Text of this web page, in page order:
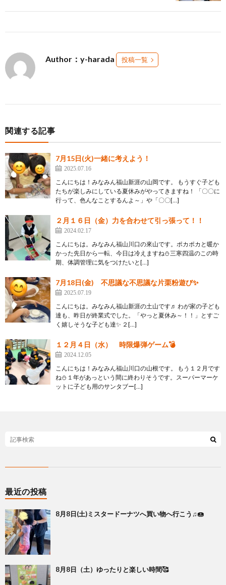
Author：y-harada 投稿一覧
関連する記事
7月15日(火)一緒に考えよう！
2025.07.16
こんにちは！みなみん福山新涯の山岡です。 もうすぐ子ども
たちが楽しみにしている夏休みがやってきますね！ 「〇〇に
行って、色んなことするんよ～」や「〇〇[…]
２月１６日（金）力を合わせて引っ張って！！
2024.02.17
こんにちは。みなみん福山川口の來山です。ポカポカと暖か
かった先日から一転、今日は冷えますね⛄三寒四温のこの時
期、体調管理に気をつけたいと[…]
7月18日(金) 不思議な不思議な片栗粉遊び✨
2025.07.19
こんにちは。みなみん福山新涯の土山です♬ わが家の子ども
達も、昨日が終業式でした。「やっと夏休み～！！」とすご
く嬉しそうな子ども達✨ ２[…]
１２月４日（水） 時限爆弾ゲーム💣
2024.12.05
こんにちは！みなみん福山川口の山根です。 もう１２月です
ね⛄１年があっという間に終わりそうです。スーパーマーケ
ットに子ども用のサンタブー[…]
最近の投稿
8月8日(土)ミスタードーナツへ買い物へ行こう♫🍩
8月8日（土）ゆったりと楽しい時間🥰